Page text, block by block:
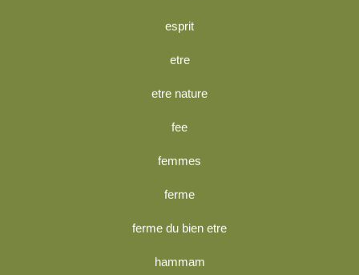
esprit
etre
etre nature
fee
femmes
ferme
ferme du bien etre
hammam